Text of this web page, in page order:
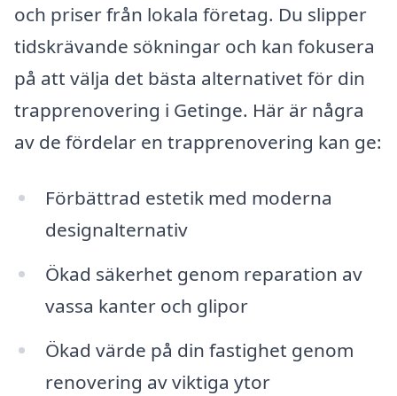
och priser från lokala företag. Du slipper
tidskrävande sökningar och kan fokusera
på att välja det bästa alternativet för din
trapprenovering i Getinge. Här är några
av de fördelar en trapprenovering kan ge:
Förbättrad estetik med moderna
designalternativ
Ökad säkerhet genom reparation av
vassa kanter och glipor
Ökad värde på din fastighet genom
renovering av viktiga ytor